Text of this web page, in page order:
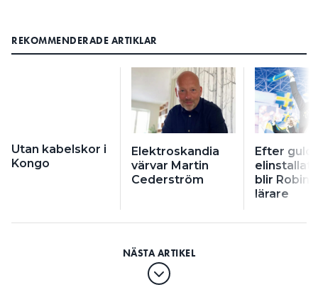
REKOMMENDERADE ARTIKLAR
Utan kabelskor i
Kongo
Elektroskandia
värvar Martin
Cederström
Efter
blir Robin
lärare